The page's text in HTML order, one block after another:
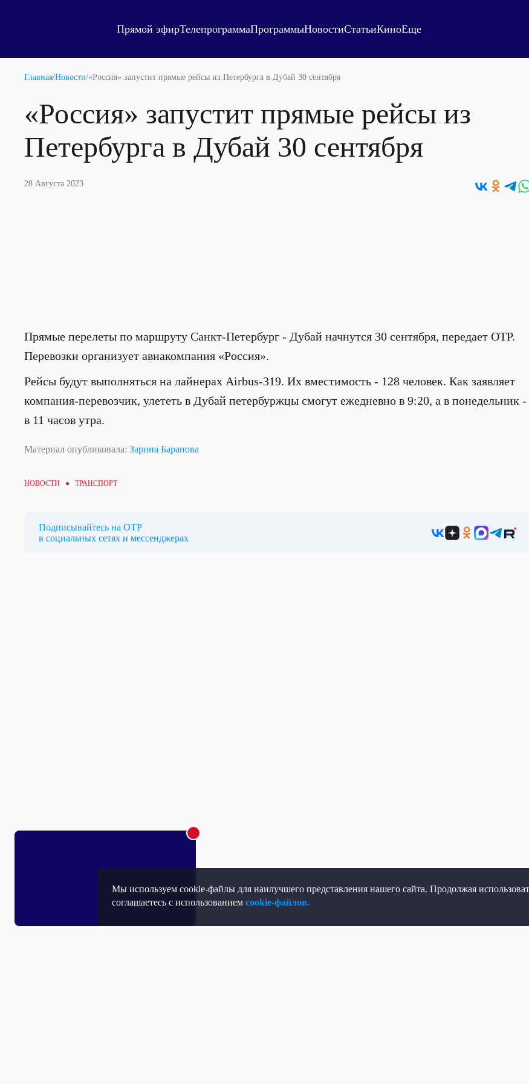
Мы используем cookie-файлы для наилучшего представления нашего сайта. Продолжая
соглашаетесь с использованиемcookie-файлов.
Прямой эфирТелепрограммаПрограммыНовостиСтатьиКиноЕще
Главная/Новости/«Россия» запустит прямые рейсы из Петербурга в Дубай 30 сентября
«Россия» запустит прямые рейсы из
Петербурга в Дубай 30 сентября
28 Августа 2023
Прямые перелеты по маршруту Санкт-Петербург - Дубай начнутся 30 сентября, передает ОТР.
Перевозки организует авиакомпания «Россия».
Рейсы будут выполняться на лайнерах Airbus-319. Их вместимость - 128 человек. Как заявляет
компания-перевозчик, улететь в Дубай петербуржцы смогут ежедневно в 9:20, а в понедельник -
в 11 часов утра.
Материал опубликовала: Зарина Баранова
НОВОСТИ ● ТРАНСПОРТ
Подписывайтесь на ОТР
в социальных сетях и мессенджерах